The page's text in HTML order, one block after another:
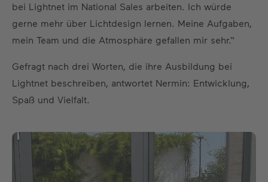
bei Lightnet im National Sales arbeiten. Ich würde
gerne mehr über Lichtdesign lernen. Meine Aufgaben,
mein Team und die Atmosphäre gefallen mir sehr.“
Gefragt nach drei Worten, die ihre Ausbildung bei
Lightnet beschreiben, antwortet Nermin: Entwicklung,
Spaß und Vielfalt.